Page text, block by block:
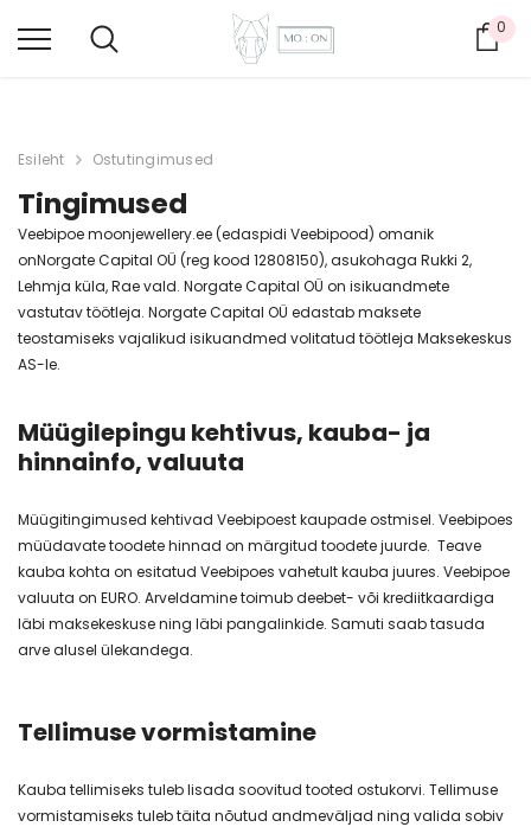
0
Esileht Ostutingimused
Tingimused
Veebipoe moonjewellery.ee (edaspidi Veebipood) omanik
onNorgate Capital OÜ (reg kood 12808150), asukohaga Rukki 2,
Lehmja küla, Rae vald. Norgate Capital OÜ on isikuandmete
vastutav töötleja. Norgate Capital OÜ edastab maksete
teostamiseks vajalikud isikuandmed volitatud töötleja Maksekeskus
AS-le.
Müügilepingu kehtivus, kauba- ja
hinnainfo, valuuta
Müügitingimused kehtivad Veebipoest kaupade ostmisel. Veebipoes
müüdavate toodete hinnad on märgitud toodete juurde. Teave
kauba kohta on esitatud Veebipoes vahetult kauba juures. Veebipoe
valuuta on EURO. Arveldamine toimub deebet- või krediitkaardiga
läbi maksekeskuse ning läbi pangalinkide. Samuti saab tasuda
arve alusel ülekandega.
Tellimuse vormistamine
Kauba tellimiseks tuleb lisada soovitud tooted ostukorvi. Tellimuse
vormistamiseks tuleb täita nõutud andmeväljad ning valida sobiv
Cuo 5cm valge
€
Kõrvarõngad Dopamine 3,5cm
must
35,00 €